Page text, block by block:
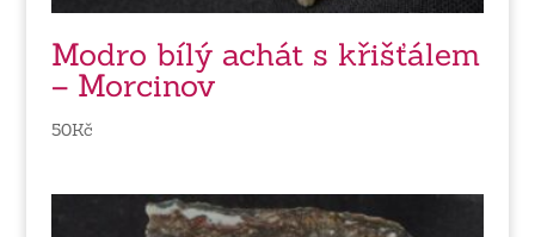
Modro bílý achát s křišťálem
– Morcinov
50Kč